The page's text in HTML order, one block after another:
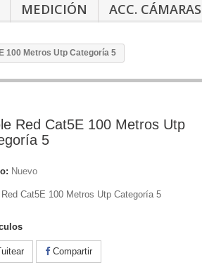
MEDICIÓN ACC. CÁMARAS
100 Metros Utp Categoría 5
Red Cat5E 100 Metros Utp
5
Nuevo
Cat5E 100 Metros Utp Categoría 5
Compartir